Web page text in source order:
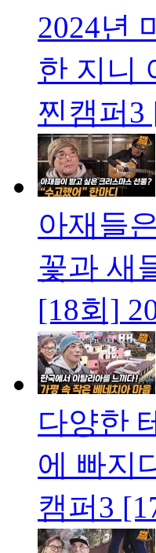
2024년
한 지니
찐캠퍼3
아재들
꽃과 새
[18회]
다양한
에 빠지
캠퍼3